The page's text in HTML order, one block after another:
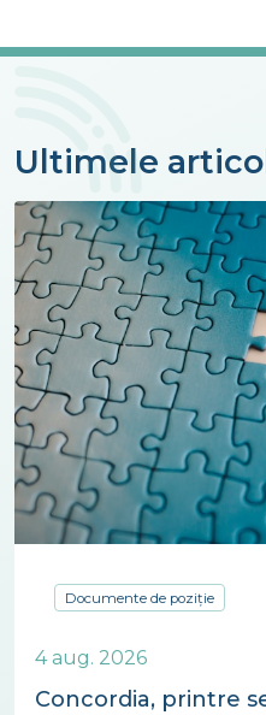
Ultimele
Documente de poziție
4 aug. 2026
Concordia, printre